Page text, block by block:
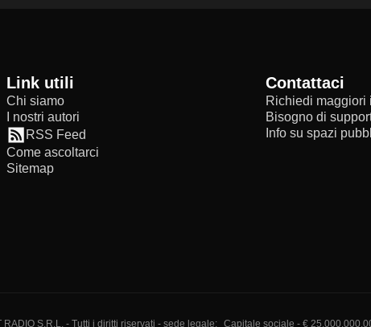
Link utili
Chi siamo
I nostri autori
RSS Feed
Come ascoltarci
Sitemap
Contattaci
Richiedi maggiori
Bisogno di
Info su spazi
S.R.L. - Tutti i diritti riservati - sede legale: Capitale sociale - €